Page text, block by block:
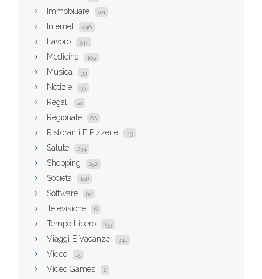
Immobiliare 101
Internet 246
Lavoro 342
Medicina 109
Musica 33
Notizie 33
Regali 21
Regionale 66
Ristoranti E Pizzerie 49
Salute 234
Shopping 252
Società 198
Software 82
Televisione 6
Tempo Libero 133
Viaggi E Vacanze 341
Video 15
Video Games 2